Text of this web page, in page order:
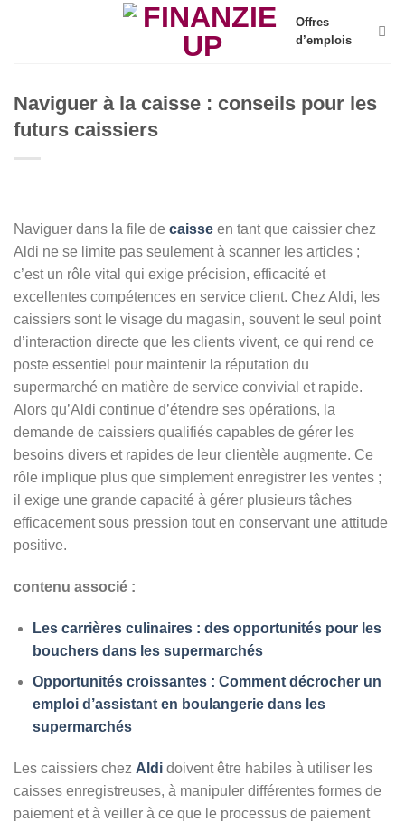
Offres
d’emplois
Naviguer à la caisse : conseils pour les
futurs caissiers
Naviguer dans la file de caisse en tant que caissier chez
Aldi ne se limite pas seulement à scanner les articles ;
c’est un rôle vital qui exige précision, efficacité et
excellentes compétences en service client. Chez Aldi, les
caissiers sont le visage du magasin, souvent le seul point
d’interaction directe que les clients vivent, ce qui rend ce
poste essentiel pour maintenir la réputation du
supermarché en matière de service convivial et rapide.
Alors qu’Aldi continue d’étendre ses opérations, la
demande de caissiers qualifiés capables de gérer les
besoins divers et rapides de leur clientèle augmente. Ce
rôle implique plus que simplement enregistrer les ventes ;
il exige une grande capacité à gérer plusieurs tâches
efficacement sous pression tout en conservant une attitude
positive.
contenu associé :
Les carrières culinaires : des opportunités pour les
bouchers dans les supermarchés
Opportunités croissantes : Comment décrocher un
emploi d’assistant en boulangerie dans les
supermarchés
Les caissiers chez Aldi doivent être habiles à utiliser les
caisses enregistreuses, à manipuler différentes formes de
paiement et à veiller à ce que le processus de paiement